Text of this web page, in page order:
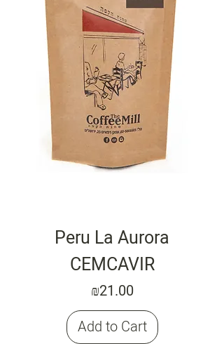
Peru La Aurora
CEMCAVIR
Price
₪21.00
Add to Cart